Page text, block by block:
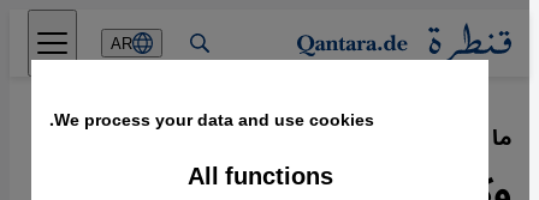
Direkt zum Inhalt springen
AR
ما خفي وراء نقد الغرب لقطر·
15.12.2022
We process your data and use cookies.
All functions